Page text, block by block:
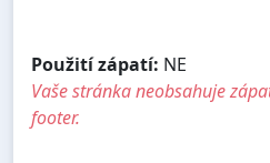
Použití zápatí: NE
Vaše stránka neobsahuje
footer.